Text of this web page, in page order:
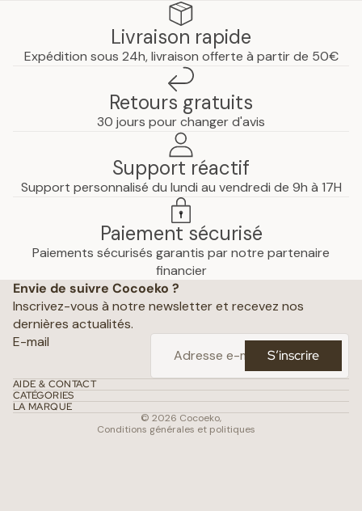
Livraison rapide
Expédition sous 24h, livraison offerte à partir de 50€
Retours gratuits
30 jours pour changer d'avis
Support réactif
Support personnalisé du lundi au vendredi de 9h à 17H
Paiement sécurisé
Paiements sécurisés garantis par notre partenaire
financier
Envie de suivre Cocoeko ?
Inscrivez-vous à notre newsletter et recevez nos
dernières actualités.
E-mail
S’inscrire
AIDE & CONTACT
CATÉGORIES
LA MARQUE
© 2026 Cocoeko,
Conditions générales et politiques
Mentions légales
Conditions générales de vente
Coordonnées
Conditions d’utilisation